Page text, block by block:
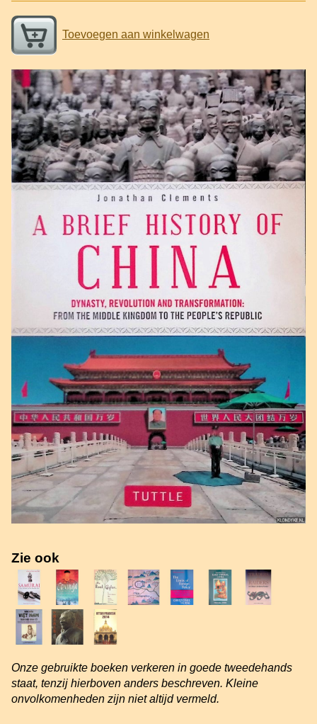
Toevoegen aan winkelwagen
Zie ook
Onze gebruikte boeken verkeren in goede tweedehands
staat, tenzij hierboven anders beschreven. Kleine
onvolkomenheden zijn niet altijd vermeld.